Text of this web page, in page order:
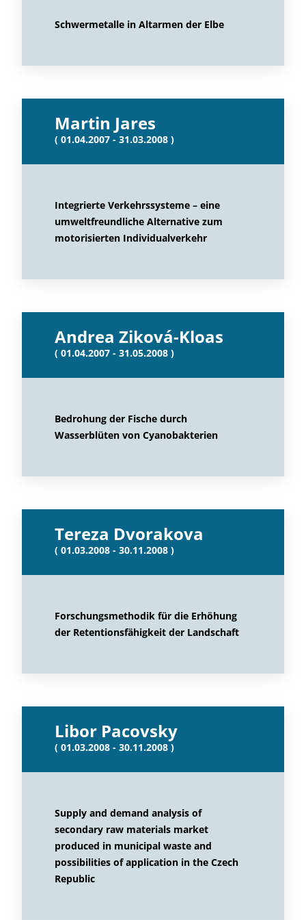
Schwermetalle in Altarmen der Elbe
Martin Jares
( 01.04.2007 - 31.03.2008 )
Integrierte Verkehrssysteme – eine
umweltfreundliche Alternative zum
motorisierten Individualverkehr
Andrea Ziková-Kloas
( 01.04.2007 - 31.05.2008 )
Bedrohung der Fische durch
Wasserblüten von Cyanobakterien
Tereza Dvorakova
( 01.03.2008 - 30.11.2008 )
Forschungsmethodik für die Erhöhung
der Retentionsfähigkeit der Landschaft
Libor Pacovsky
( 01.03.2008 - 30.11.2008 )
Supply and demand analysis of
secondary raw materials market
produced in municipal waste and
possibilities of application in the Czech
Republic